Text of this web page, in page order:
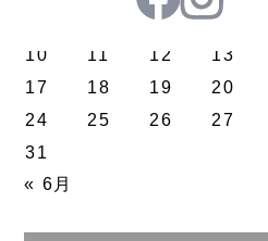
5 6
10
11 12 13
17
18 19 20
24
25 26 27
31
« 6月